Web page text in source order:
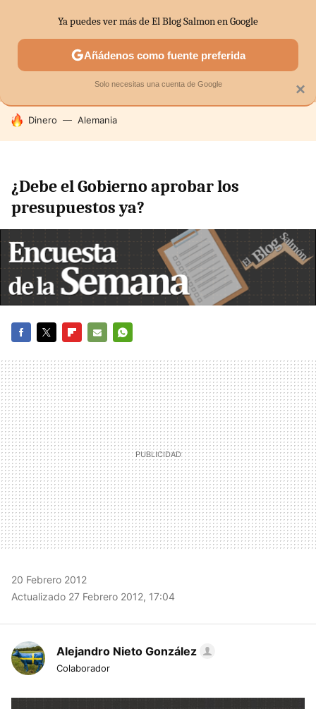
MENÚ NUEVO
ECONOMÍA DOMÉSTICA MERCADOS
HOY SE HABLA DE
Dinero Alemania
¿Debe el Gobierno aprobar los
presupuestos ya?
MAIL
20 Febrero 2012
Actualizado 27 Febrero 2012, 17:04
Alejandro Nieto González
Colaborador
×
Ya puedes ver más de El Blog Salmon en Google
Añádenos como fuente preferida
Solo necesitas una cuenta de Google